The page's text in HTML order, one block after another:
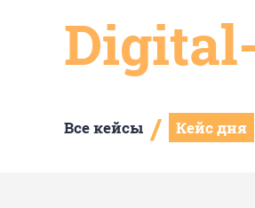
Все кейсы / Кейс дня